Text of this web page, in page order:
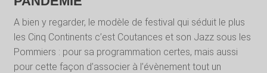
A bien y regarder, le modèle de festival qui séduit le plus
les Cinq Continents c’est Coutances et son Jazz sous les
Pommiers : pour sa programmation certes, mais aussi
pour cette façon d’associer à l’évènement tout un